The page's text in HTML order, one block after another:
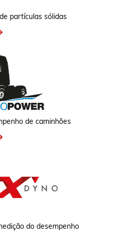
partículas sólidas
de caminhões
do desempenho